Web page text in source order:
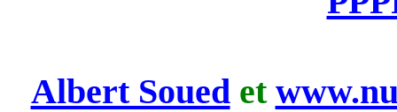
Albert Souedet